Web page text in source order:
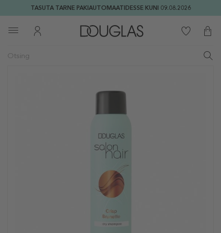
TASUTA TARNE PAKIAUTOMAATIDESSE KUNI 09.08.2026